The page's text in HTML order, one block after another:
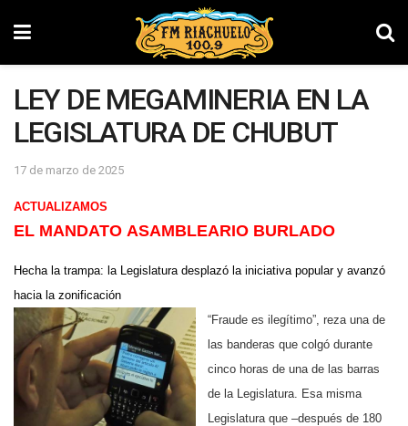
LEY DE MEGAMINERIA EN LA
LEGISLATURA DE CHUBUT
17 de marzo de 2025
ACTUALIZAMOS
EL MANDATO ASAMBLEARIO BURLADO
Hecha la trampa: la Legislatura desplazó la iniciativa popular y avanzó
hacia la zonificación
“Fraude es ilegítimo”, reza una de
las banderas que colgó durante
cinco horas de una de las barras
de la Legislatura. Esa misma
Legislatura que –después de 180